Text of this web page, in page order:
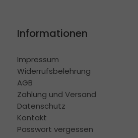
Informationen
Impressum
Widerrufsbelehrung
AGB
Zahlung und Versand
Datenschutz
Kontakt
Passwort vergessen